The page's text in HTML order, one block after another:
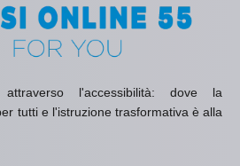
l'accessibilità: dove la
tutti e l'istruzione trasformativa è alla